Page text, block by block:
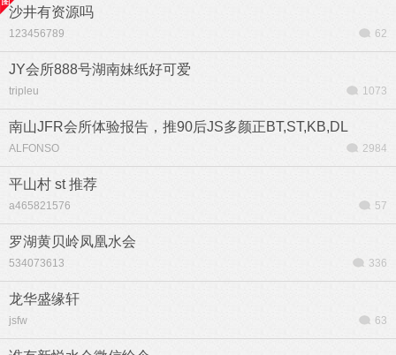
沙井有资源吗
123456789 62
JY会所888号湖南妹纸好可爱
tripleu 1073
南山JFR会所体验报告，推90后JS多颜正BT,ST,KB,DL
ALFONSO 2984
平山村 st 推荐
a465821576 57
罗湖黄贝岭凤凰水会
534073613 336
龙华盛缘轩
jsfw 63